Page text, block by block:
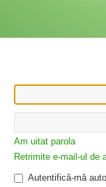
Am uitat parola
Retrimite e-mail-ul de
Autentifică-mă